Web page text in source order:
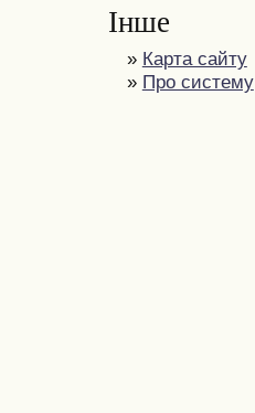
Інше
» Карта сайту
» Про систему